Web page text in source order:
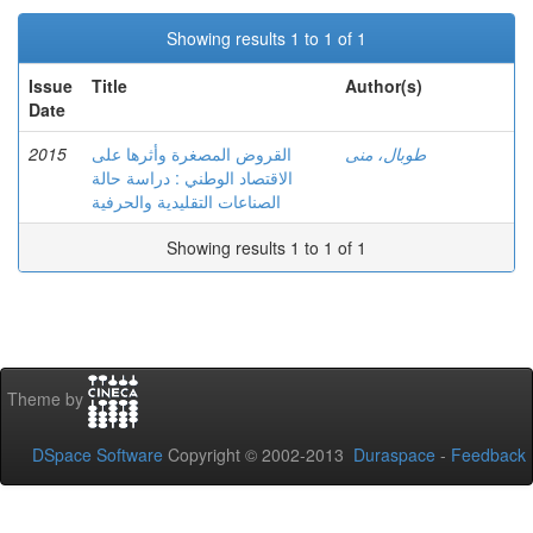
Showing results 1 to 1 of 1
Issue
Date
Title Author(s)
2015
القروض المصغرة وأثرها على
الاقتصاد الوطني : دراسة حالة
الصناعات التقليدية والحرفية
طوبال، منى
Showing results 1 to 1 of 1
Theme by
DSpace Software Copyright © 2002-2013 Duraspace - Feedback